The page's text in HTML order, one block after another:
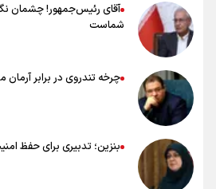
آقای رئیس‌جمهور! چشمان
شماست
چرخه تندروی در برابر
بنزین؛ تدبیری برای حفظ